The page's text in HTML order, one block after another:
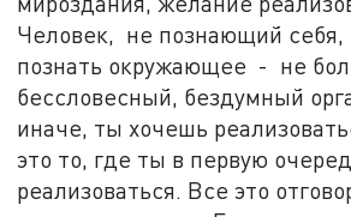
Человек, не познающий
познать окружающее - не
бессловесный, бездумный
иначе, ты хочешь
это то, где ты в первую
реализоваться. Все это